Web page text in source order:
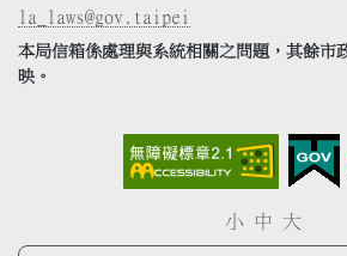
la_laws@gov.taipei
本局信箱係處理與系統相關之問題，其餘市
映。
小 中 大